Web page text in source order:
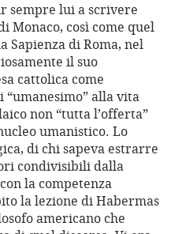
sempre lui a scrivere
Monaco, così come quel
Sapienza di Roma, nel
il suo
cattolica come
alla vita
non “tutta l’offerta”
umanistico. Lo
di chi sapeva estrarre
condivisibili dalla
la competenza
la lezione di Habermas
americano che